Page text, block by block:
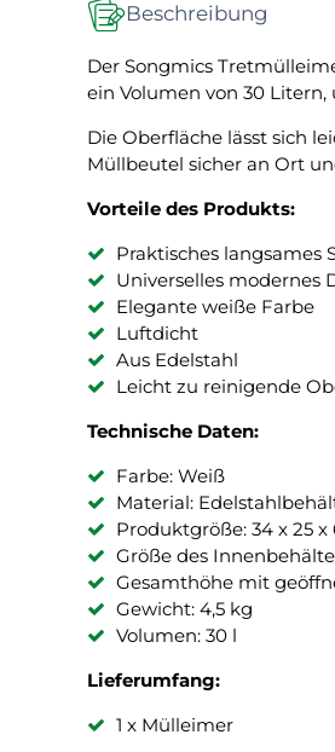
Beschreibung
Der Songmics
ein Volumen von 30
Die Oberfläche lässt sich
Müllbeutel sicher an Ort
Vorteile des Produkts:
Praktisches langsames
Universelles modernes
Elegante weiße Farbe
Luftdicht
Aus Edelstahl
Leicht zu reinigende
Technische Daten:
Farbe: Weiß
Material:
Produktgröße: 34 x 25 x
Größe des
Gesamthöhe mit
Gewicht: 4,5 kg
Volumen: 30 l
Lieferumfang:
1 x Mülleimer